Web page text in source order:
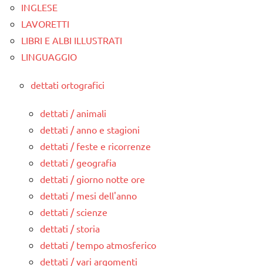
INGLESE
LAVORETTI
LIBRI E ALBI ILLUSTRATI
LINGUAGGIO
dettati ortografici
dettati / animali
dettati / anno e stagioni
dettati / feste e ricorrenze
dettati / geografia
dettati / giorno notte ore
dettati / mesi dell'anno
dettati / scienze
dettati / storia
dettati / tempo atmosferico
dettati / vari argomenti